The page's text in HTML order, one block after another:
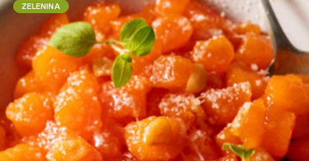
ZELENINA